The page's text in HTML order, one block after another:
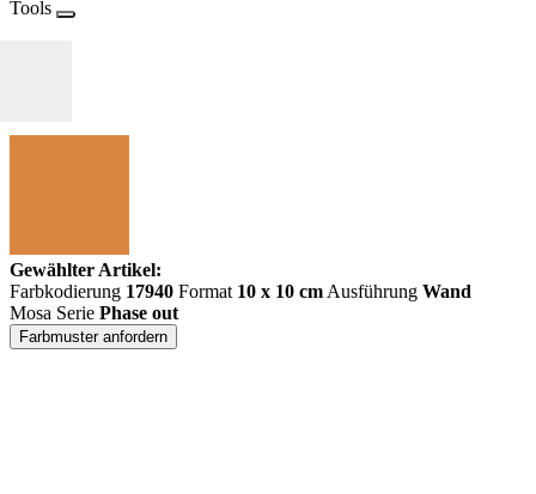
Tools
Gewählter Artikel:
Farbkodierung 17940 Format 10 x 10 cm Ausführung Wand
Mosa Serie Phase out
Farbmuster anfordern